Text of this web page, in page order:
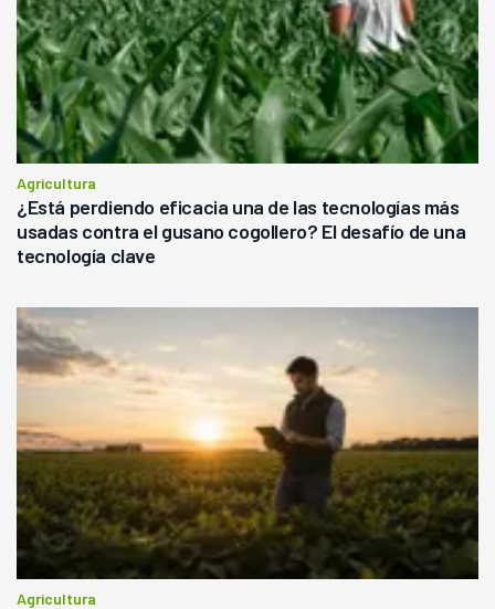
Agricultura
¿Está perdiendo eficacia una de las tecnologías más
usadas contra el gusano cogollero? El desafío de una
tecnología clave
Agricultura